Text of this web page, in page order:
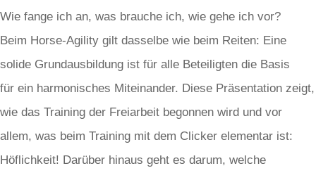
Wie fange ich an, was brauche ich, wie gehe ich vor?
Beim Horse-Agility gilt dasselbe wie beim Reiten: Eine
solide Grundausbildung ist für alle Beteiligten die Basis
für ein harmonisches Miteinander. Diese Präsentation zeigt,
wie das Training der Freiarbeit begonnen wird und vor
allem, was beim Training mit dem Clicker elementar ist:
Höflichkeit! Darüber hinaus geht es darum, welche